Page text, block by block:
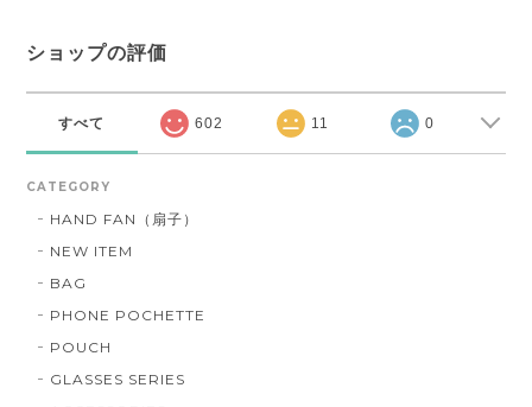
ショップの評価
すべて 602 11 0
CATEGORY
HAND FAN（扇子）
NEW ITEM
BAG
PHONE POCHETTE
POUCH
GLASSES SERIES